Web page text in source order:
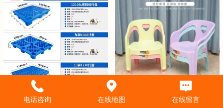
1653爱心椅
电话咨询 在线地图 在线留言